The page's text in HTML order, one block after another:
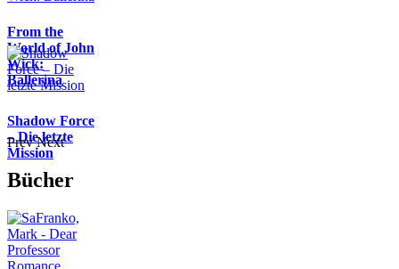
From the
World of John
Wick:
Ballerina
Shadow Force
– Die letzte
Mission
Prev Next
Bücher